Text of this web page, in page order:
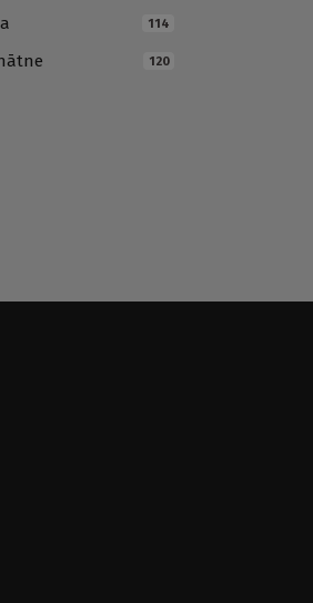
114
120